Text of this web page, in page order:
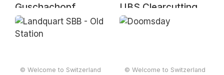
Guschachopf
UBS Clearcutting
© Welcome to Switzerland
© Welcome to Switzerland